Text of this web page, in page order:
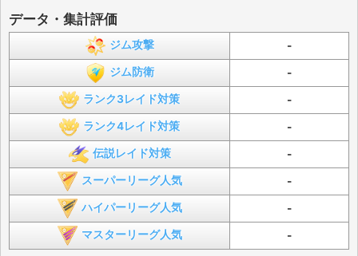
データ・集計評価
ジム攻撃 -
ジム防衛 -
ランク3レイド対策 -
ランク4レイド対策 -
伝説レイド対策 -
スーパーリーグ人気 -
ハイパーリーグ人気 -
マスターリーグ人気 -